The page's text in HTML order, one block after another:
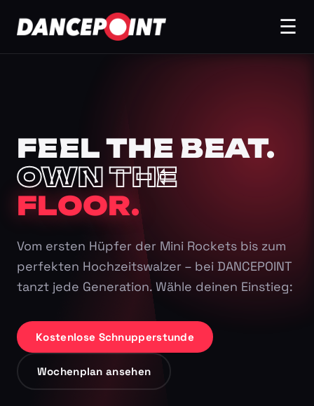
☰
FEEL THE BEAT.
OWN THE
FLOOR.
Vom ersten Hüpfer der Mini Rockets bis zum
perfekten Hochzeitswalzer – bei DANCEPOINT
tanzt jede Generation. Wähle deinen Einstieg:
Kostenlose Schnupperstunde
Wochenplan ansehen